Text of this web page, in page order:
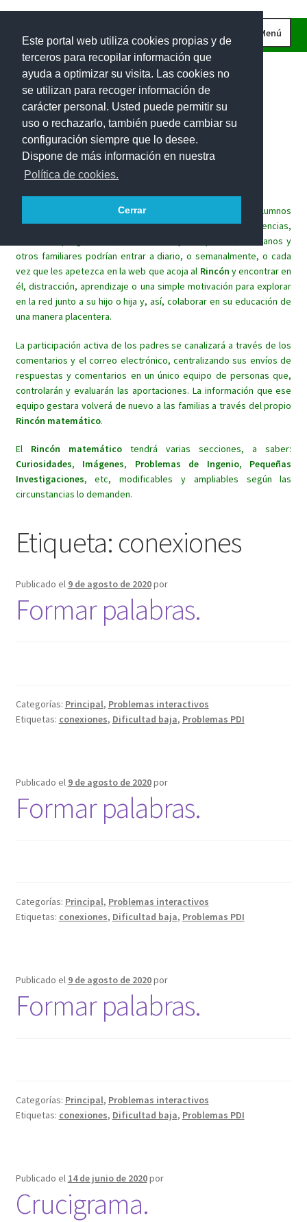
Este portal web utiliza cookies propias y de
terceros para recopilar información que
ayuda a optimizar su visita. Las cookies no
se utilizan para recoger información de
carácter personal. Usted puede permitir su
uso o rechazarlo, también puede cambiar su
configuración siempre que lo desee.
Dispone de más información en nuestra
Política de cookies.
Cerrar
la
navegación
al
contenido
Menú
INICIO
CURIOSIDADES
IMÁGENES
INVESTIGACIONES
PROBLEMAS DE INGENIO
PROBLEMAS INTERACTIVOS
Rincónmatemáticopara
familias.
Este espacio lúdico trata de implicar a las familias de los alumnos
en el aprendizaje de las matemáticas de sus hijos. Sin exigencias,
sin tareas programadas, los alumnos y sus padres, hermanos y
otros familiares podrían entrar a diario, o semanalmente, o cada
vez que les apetezca en la web que acoja al Rincón y encontrar en
él, distracción, aprendizaje o una simple motivación para explorar
en la red junto a su hijo o hija y, así, colaborar en su educación de
una manera placentera.
La participación activa de los padres se canalizará a través de los
comentarios y el correo electrónico, centralizando sus envíos de
respuestas y comentarios en un único equipo de personas que,
controlarán y evaluarán las aportaciones. La información que ese
equipo gestara volverá de nuevo a las familias a través del propio
Rincón matemático.
El Rincón matemáticotendrá varias secciones, a saber:
Curiosidades, Imágenes, Problemas de Ingenio, Pequeñas
Investigaciones, etc, modificables y ampliables según las
circunstancias lo demanden.
Etiqueta: conexiones
Publicado el 9 de agosto de 2020por
Formar palabras.
Categorías: Principal, Problemas interactivos
Etiquetas: conexiones, Dificultad baja, Problemas PDI
Publicado el 9 de agosto de 2020por
Formar palabras.
Categorías: Principal, Problemas interactivos
Etiquetas: conexiones, Dificultad baja, Problemas PDI
Publicado el 9 de agosto de 2020por
Formar palabras.
Categorías: Principal, Problemas interactivos
Etiquetas: conexiones, Dificultad baja, Problemas PDI
Publicado el 14 de junio de 2020por
Crucigrama.